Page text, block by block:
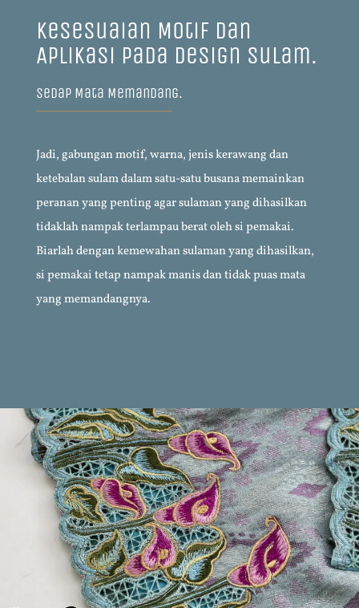
Kesesuaian Motif dan
Aplikasi Pada Design Sulam.
Sedap Mata Memandang.
Jadi, gabungan motif, warna, jenis kerawang dan
ketebalan sulam dalam satu-satu busana memainkan
peranan yang penting agar sulaman yang dihasilkan
tidaklah nampak terlampau berat oleh si pemakai.
Biarlah dengan kemewahan sulaman yang dihasilkan,
si pemakai tetap nampak manis dan tidak puas mata
yang memandangnya.